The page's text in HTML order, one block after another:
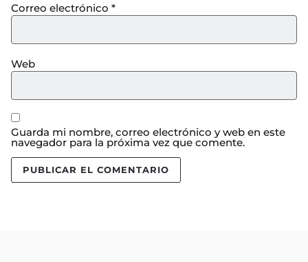
Correo electrónico *
Web
Guarda mi nombre, correo electrónico y web en este
navegador para la próxima vez que comente.